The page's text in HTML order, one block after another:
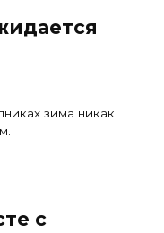
зима никак
с